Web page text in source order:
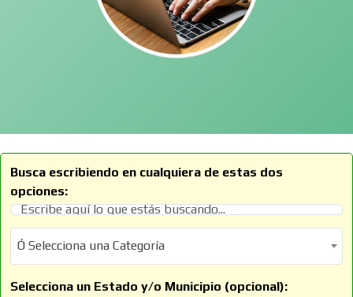
Busca escribiendo en cualquiera de estas dos
opciones:
Ó Selecciona una Categoría
Ó Selecciona una Categoría
Selecciona un Estado y/o Municipio (opcional):